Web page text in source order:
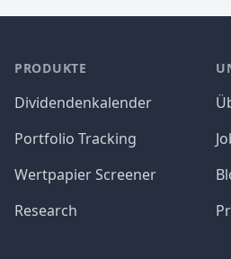
PRODUKTE
Dividendenkalender
Portfolio Tracking
Wertpapier Screener
Research